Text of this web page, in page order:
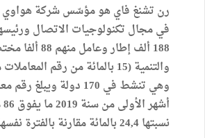
رن تشنغ فاي هو مؤسّس شركة هواوي
في مجال تكنولوجيات الاتصال
188 ألف إطار
والتنمية (15 بالمائة من رقم
وهي تنشط في 170 دولة
نسبتها 24,4 بالمائة مقارنة بالفترة نفسها من السنة الماضية.